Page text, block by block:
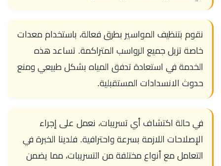
نقوم بتنظيف المواسير بطرق فعالة، باستخدام معدات
خاصة تزيل جميع الرواسب المتراكمة. تساعد هذه
الخدمة في استعادة تدفق المياه بشكل طبيعي ومنع
حدوث الانسدادات المستقبلية.
في حالة اكتشاف أي تسريبات، نعمل على إجراء
الإصلاحات اللازمة بسرعة واحترافية. فلدينا الخبرة في
التعامل مع أنواع مختلفة من التسريبات، مما يضمن